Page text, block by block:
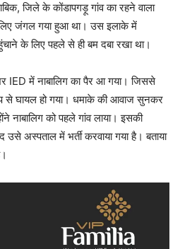
जिले के कोंडापगड़ू गांव का रहने वाला
लिए जंगल गया हुआ था। उस इलाके में
के लिए पहले से ही बम दबा रखा था।
IED में नाबालिग का पैर आ गया। जिससे
से घायल हो गया। धमाके की आवाज सुनकर
नाबालिग को पहले गांव लाया। इसकी
अस्पताल में भर्ती करवाया गया है। बताया